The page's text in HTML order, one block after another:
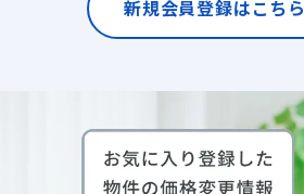
新規会員登録はこちら